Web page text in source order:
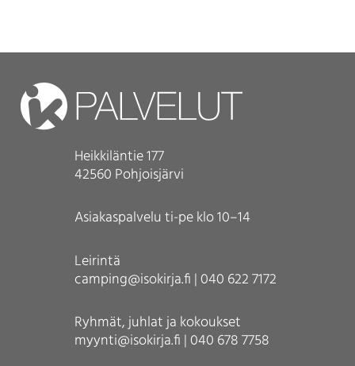
Heikkiläntie 177
42560 Pohjoisjärvi
Asiakaspalvelu ti-pe klo 10–14
Leirintä
camping@isokirja.fi | 040 622 7172
Ryhmät, juhlat ja kokoukset
myynti@isokirja.fi | 040 678 7758